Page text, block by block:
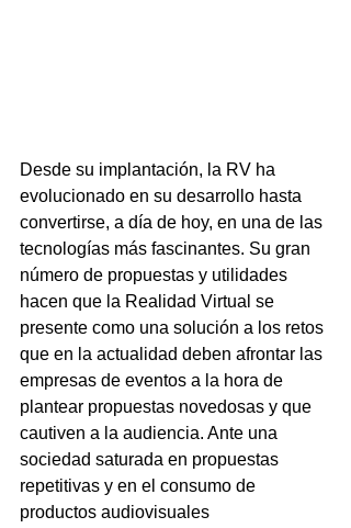
Desde su implantación, la RV ha
evolucionado en su desarrollo hasta
convertirse, a día de hoy, en una de las
tecnologías más fascinantes. Su gran
número de propuestas y utilidades
hacen que la Realidad Virtual se
presente como una solución a los retos
que en la actualidad deben afrontar las
empresas de eventos a la hora de
plantear propuestas novedosas y que
cautiven a la audiencia. Ante una
sociedad saturada en propuestas
repetitivas y en el consumo de
productos audiovisuales